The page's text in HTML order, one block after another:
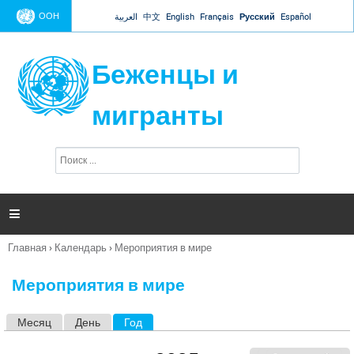
Jump to navigation
ООН العربية 中文 English Français Русский Español
Беженцы и
мигранты
п
и

Вы
Главная › Календарь › Мероприятия в мире
Мероприятия в мире
Месяц День Год